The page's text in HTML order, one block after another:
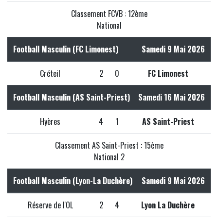
Classement FCVB : 12ème
National
Football Masculin (FC Limonest) Samedi 9 Mai 2026
Créteil 2 0 FC Limonest
Football Masculin (AS Saint-Priest) Samedi 16 Mai 2026
Hyères 4 1 AS Saint-Priest
Classement AS Saint-Priest : 15ème
National 2
Football Masculin (Lyon-La Duchère) Samedi 9 Mai 2026
Réserve de l'OL 2 4 Lyon La Duchère